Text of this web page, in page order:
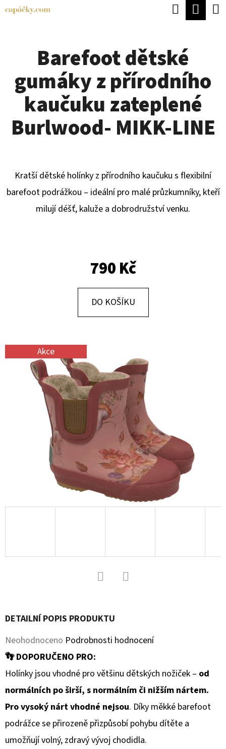
Přejít
Hledat
Barefoot dětské
gumáky z přírodního
kaučuku zateplené
Burlwood- MIKK-LINE
Kratší dětské holínky z přírodního kaučuku s flexibilní
barefoot podrážkou – ideální pro malé průzkumníky, kteří
milují déšť, kaluže a dobrodružství venku.
790 Kč
DO KOŠÍKU
Akce
DETAILNÍ POPIS PRODUKTU
Průměrné
hodnocení
produktu
je
0,0
z
5
Neohodnoceno Podrobnosti hodnocení
👣 DOPORUČENO PRO:
Holínky jsou vhodné pro většinu dětských nožiček – od
normálních po širší, s normálním či nižším nártem.
Pro vysoký nárt vhodné nejsou. Díky měkké barefoot
podrážce se přirozeně přizpůsobí pohybu dítěte a
umožňují volný, zdravý vývoj chodidla.
K
T
U
T
?
HLEDAT
Č
E
KOŽENÉ
CAPÁČKY
S
GUMOVOU
PODRÁŽKOU
NA
CAROZOO
520